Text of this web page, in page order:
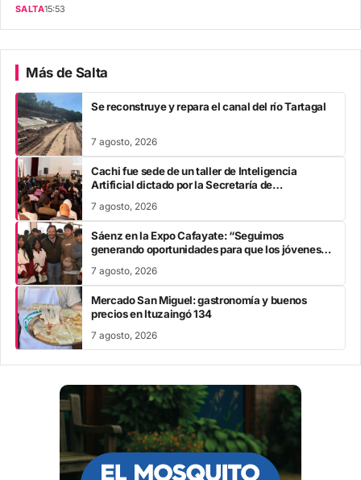
SALTA15:53
Más de Salta
Se reconstruye y repara el canal del río Tartagal
7 agosto, 2026
Cachi fue sede de un taller de Inteligencia
Artificial dictado por la Secretaría de
7 agosto, 2026
Sáenz en la Expo Cafayate: “Seguimos
generando oportunidades para que los jóvenes
Salta”
7 agosto, 2026
Mercado San Miguel: gastronomía y buenos
precios en Ituzaingó 134
7 agosto, 2026